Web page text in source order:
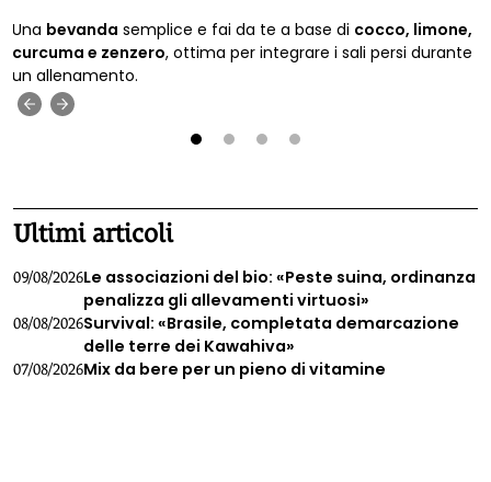
Una bevanda semplice e fai da te a base di cocco, limone,
curcuma e zenzero, ottima per integrare i sali persi durante
un allenamento.
Ultimi articoli
09/08/2026Le associazioni del bio: «Peste suina, ordinanza
penalizza gli allevamenti virtuosi»
08/08/2026Survival: «Brasile, completata demarcazione
delle terre dei Kawahiva»
07/08/2026Mix da bere per un pieno di vitamine